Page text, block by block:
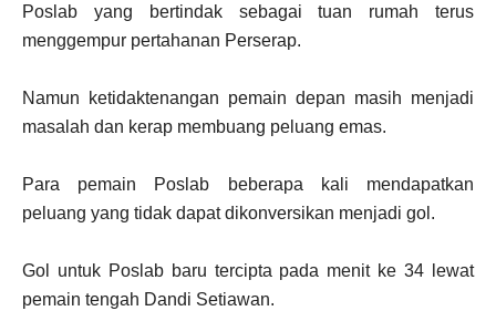
Poslab yang bertindak sebagai tuan rumah terus
menggempur pertahanan Perserap.
Namun ketidaktenangan pemain depan masih menjadi
masalah dan kerap membuang peluang emas.
Para pemain Poslab beberapa kali mendapatkan
peluang yang tidak dapat dikonversikan menjadi gol.
Gol untuk Poslab baru tercipta pada menit ke 34 lewat
pemain tengah Dandi Setiawan.